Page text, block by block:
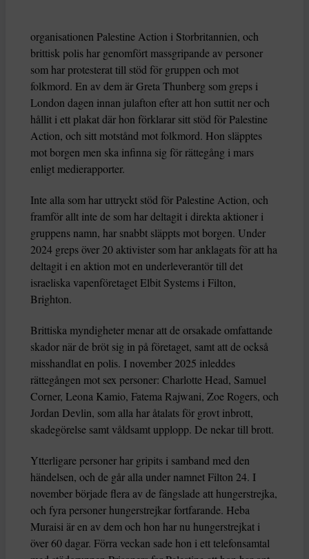
organisationen Palestine Action i Storbritannien, och
brittisk polis har genomfört massgripande av personer
som har protesterat till stöd för gruppen och mot
folkmord. En av dem är Greta Thunberg som greps i
London dagen innan julafton efter att hon suttit ner och
hållit i ett plakat där hon förklarar sitt stöd för Palestine
Action, och sitt motstånd mot folkmord. Hon släpptes
mot borgen men ska infinna sig för rättegång i mars
enligt medierapporter.
Inte alla som har uttryckt stöd för Palestine Action, och
framför allt inte de som har deltagit i direkta aktioner i
gruppens namn, har snabbt släppts mot borgen. Under
2024 greps över 20 aktivister som har anklagats för att ha
deltagit i en aktion mot en underleverantör till det
israeliska vapenföretaget Elbit Systems i Filton,
Brighton.
Brittiska myndigheter menar att de orsakade omfattande
skador när de bröt sig in på företaget, samt att de också
misshandlat en polis. I november 2025 inleddes
rättegången mot sex personer: Charlotte Head, Samuel
Corner, Leona Kamio, Fatema Rajwani, Zoe Rogers, och
Jordan Devlin, som alla har åtalats för grovt inbrott,
skadegörelse samt våldsamt upplopp. De nekar till brott.
Ytterligare personer har gripits i samband med den
händelsen, och de går alla under namnet Filton 24. I
november började flera av de fängslade att hungerstrejka,
och fyra personer hungerstrejkar fortfarande. Heba
Muraisi är en av dem och hon har nu hungerstrejkat i
över 60 dagar. Förra veckan sade hon i ett telefonsamtal